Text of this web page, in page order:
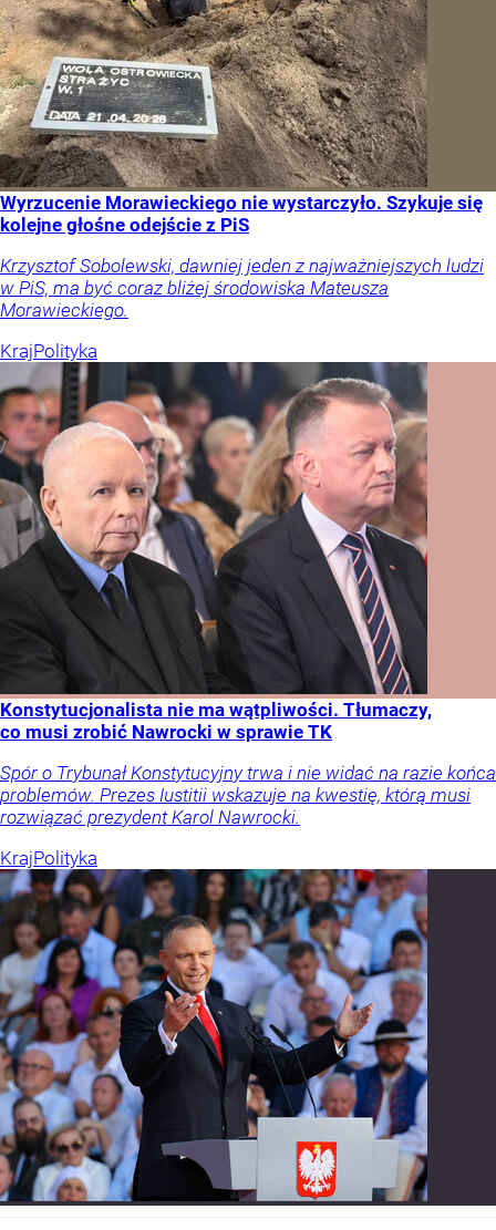
Wyrzucenie Morawieckiego nie wystarczyło. Szykuje się
kolejne głośne odejście z PiS
Krzysztof Sobolewski, dawniej jeden z najważniejszych ludzi
w PiS, ma być coraz bliżej środowiska Mateusza
Morawieckiego.
KrajPolityka
Konstytucjonalista nie ma wątpliwości. Tłumaczy,
co musi zrobić Nawrocki w sprawie TK
Spór o Trybunał Konstytucyjny trwa i nie widać na razie końca
problemów. Prezes Iustitii wskazuje na kwestię, którą musi
rozwiązać prezydent Karol Nawrocki.
KrajPolityka